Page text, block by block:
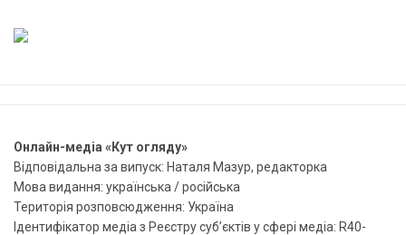
Онлайн-медіа «Кут огляду»
Відповідальна за випуск: Наталя Мазур, редакторка
Мова видання: українська / російська
Територія розповсюдження: Україна
Ідентифікатор медіа з Реєстру суб’єктів у сфері медіа: R40-